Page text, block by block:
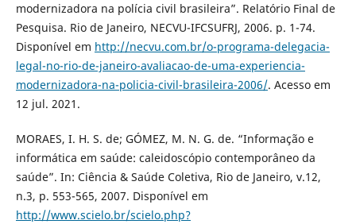
modernizadora na polícia civil brasileira”. Relatório Final de
Pesquisa. Rio de Janeiro, NECVU-IFCSUFRJ, 2006. p. 1-74.
Disponível em http://necvu.com.br/o-programa-delegacia-
legal-no-rio-de-janeiro-avaliacao-de-uma-experiencia-
modernizadora-na-policia-civil-brasileira-2006/. Acesso em
12 jul. 2021.
MORAES, I. H. S. de; GÓMEZ, M. N. G. de. “Informação e
informática em saúde: caleidoscópio contemporâneo da
saúde”. In: Ciência & Saúde Coletiva, Rio de Janeiro, v.12,
n.3, p. 553-565, 2007. Disponível em
http://www.scielo.br/scielo.php?